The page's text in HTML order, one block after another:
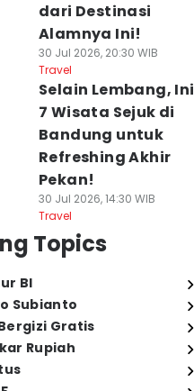
dari Destinasi
Alamnya Ini!
30 Jul 2026, 20:30 WIB
Travel
Selain Lembang, Ini
7 Wisata Sejuk di
Bandung untuk
Refreshing Akhir
Pekan!
30 Jul 2026, 14:30 WIB
Travel
Topics
BI
Subianto
Gratis
Rupiah